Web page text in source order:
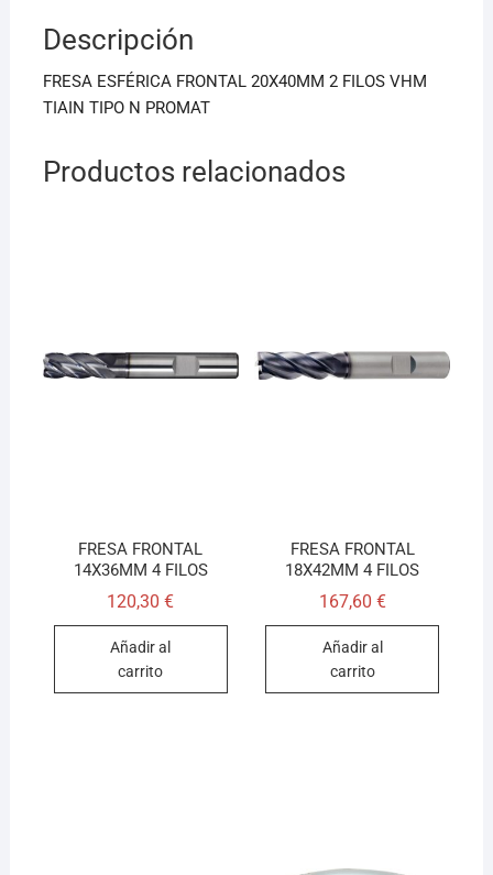
o
o
k
p
p
Descripción
FRESA ESFÉRICA FRONTAL 20X40MM 2 FILOS VHM
TIAIN TIPO N PROMAT
Productos relacionados
FRESA FRONTAL
14X36MM 4 FILOS
120,30€
Añadir al
carrito
FRESA FRONTAL
18X42MM 4 FILOS
167,60 €
Añadir al
carrito